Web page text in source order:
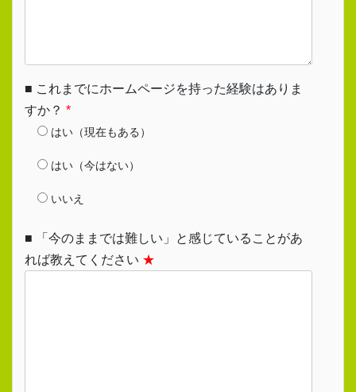
■ これまでにホームページを持った経験はありま
すか？ *
はい（現在もある）
はい（今はない）
いいえ
■ 「今のままでは難しい」と感じていることがあ
れば教えてください ★